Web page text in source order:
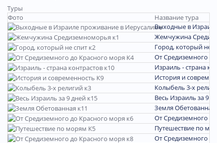
Туры
Фото
Название тура
Выходные в
Жемчужина
Город, который не
От Средиземного
Израиль - страна
История и
Колыбель 3-х
Весь Израиль за 9
Земля Обетованная
От Средиземного
Путешествие по
От Средиземного